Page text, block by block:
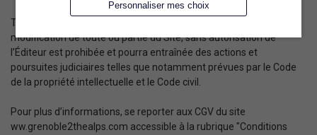
Toute utilisation, reproduction, diffusion, commercialisation,
modification de toute ou partie du Site , sans autorisation de
l’Éditeur est prohibée et pourra entraînée des actions et
poursuites judiciaires telles que notamment prévues par le Code
de la propriété intellectuelle et le Code civil.
Pour plus d’informations, se reporter aux CGV du site
ww.grenoble2thealps.com accessible à la rubrique "Conditions
Personnaliser mes choix